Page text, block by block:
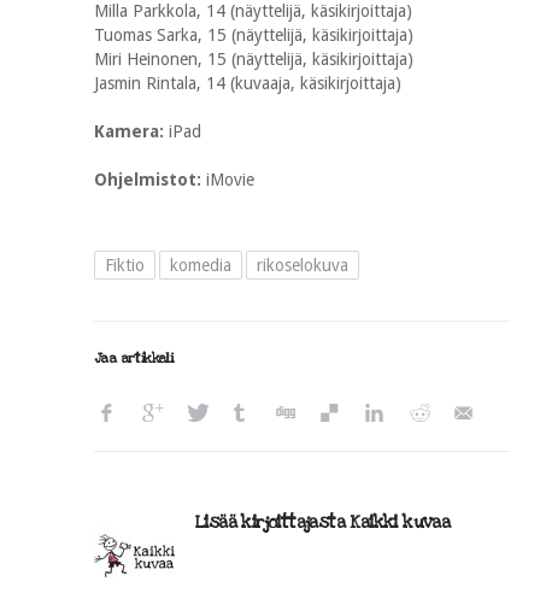
Milla Parkkola, 14 (näyttelijä, käsikirjoittaja)
Tuomas Sarka, 15 (näyttelijä, käsikirjoittaja)
Miri Heinonen, 15 (näyttelijä, käsikirjoittaja)
Jasmin Rintala, 14 (kuvaaja, käsikirjoittaja)
Kamera: iPad
Ohjelmistot: iMovie
Fiktio komedia rikoselokuva
Jaa artikkeli
Lisää kirjoittajasta Kaikki kuvaa